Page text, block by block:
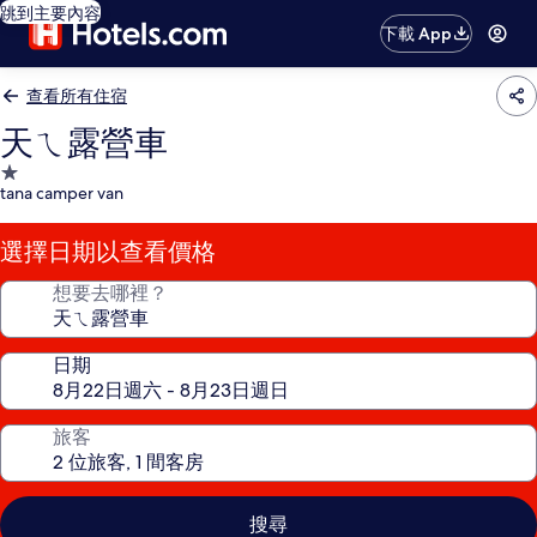
跳到主要內容
下載 App
查看所有住宿
天ㄟ露營車
1.0
星
級
住
宿
tana camper van
選擇日期以查看價格
想要去哪裡？
日期
旅客
搜尋